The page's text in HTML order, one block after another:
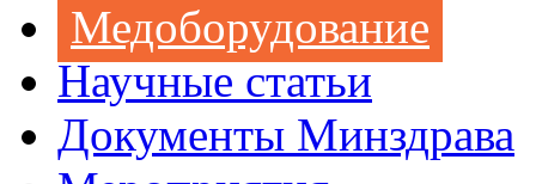
Медоборудование
Научные статьи
Документы Минздрава